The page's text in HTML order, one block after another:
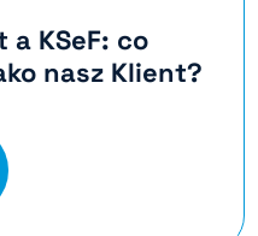
KSeF: co
nasz Klient?